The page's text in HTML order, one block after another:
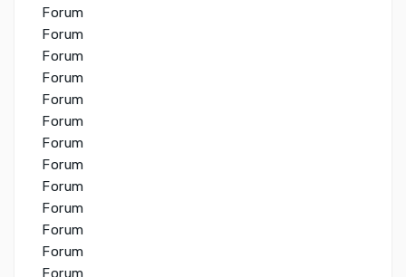
Forum
Forum
Forum
Forum
Forum
Forum
Forum
Forum
Forum
Forum
Forum
Forum
Forum